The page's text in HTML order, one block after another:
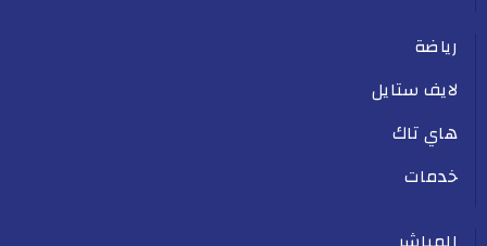
رياضة
لايف ستايل
هاي تاك
خدمات